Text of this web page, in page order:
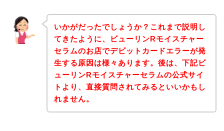
いかがだったでしょうか？これまで説明し
てきたように、ビューリンRモイスチャー
セラムのお店でデビットカードエラーが発
生する原因は様々あります。後は、下記ビ
ューリンRモイスチャーセラムの公式サイ
トより、直接質問されてみるといいかもし
れません。